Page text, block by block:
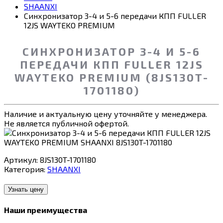
SHAANXI
Синхронизатор 3-4 и 5-6 передачи КПП FULLER
12JS WAYTEKO PREMIUM
СИНХРОНИЗАТОР 3-4 И 5-6
ПЕРЕДАЧИ КПП FULLER 12JS
WAYTEKO PREMIUM (8JS130T-
1701180)
Наличие и актуальную цену уточняйте у менеджера.
Не является публичной офертой.
Артикул: 8JS130T-1701180
Категория: SHAANXI
Узнать цену
Наши преимущества